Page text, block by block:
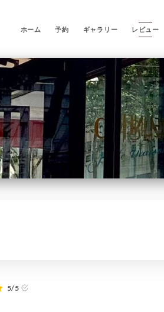
ホーム 予約 ギャラリー レビュー
5/5